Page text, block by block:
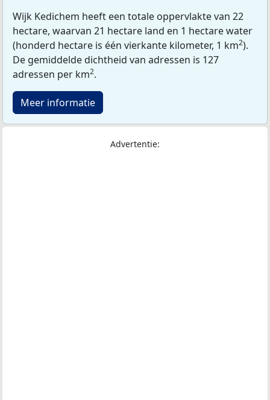
Wijk Kedichem heeft een totale oppervlakte van 22
hectare, waarvan 21 hectare land en 1 hectare water
(honderd hectare is één vierkante kilometer, 1 km2).
De gemiddelde dichtheid van adressen is 127
adressen per km2.
Meer informatie
Advertentie: